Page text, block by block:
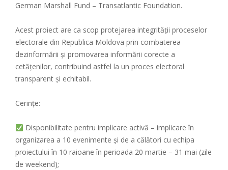
German Marshall Fund – Transatlantic Foundation.
Acest proiect are ca scop protejarea integrității proceselor
electorale din Republica Moldova prin combaterea
dezinformării și promovarea informării corecte a
cetățenilor, contribuind astfel la un proces electoral
transparent și echitabil.
Cerințe:
Disponibilitate pentru implicare activă – implicare în
organizarea a 10 evenimente și de a călători cu echipa
proiectului în 10 raioane în perioada 20 martie – 31 mai (zile
de weekend);